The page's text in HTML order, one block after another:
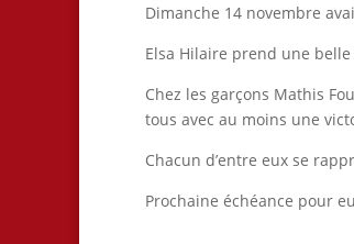
Dimanche 14 novembre
Elsa Hilaire prend une
Chez les garçons Mathis
tous avec au moins une
Chacun d’entre eux se
Prochaine échéance pour